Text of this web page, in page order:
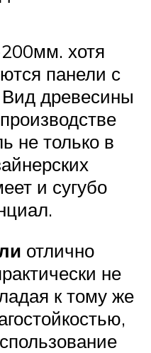
хотя
панели с
древесины
не только в
и сугубо
отлично
не
к тому же